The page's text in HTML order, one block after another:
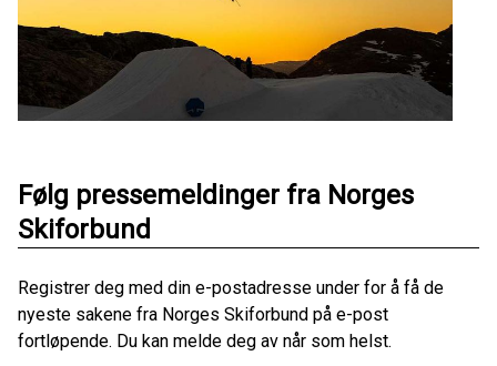
Følg pressemeldinger fra Norges
Skiforbund
Registrer deg med din e-postadresse under for å få de
nyeste sakene fra Norges Skiforbund på e-post
fortløpende. Du kan melde deg av når som helst.